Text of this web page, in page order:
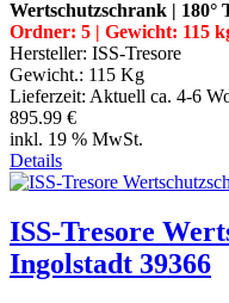
Wertschutzschrank | 180°
Ordner: 5 | Gewicht: 115
Hersteller: ISS-Tresore
Gewicht.: 115 Kg
Lieferzeit: Aktuell ca. 4-6
895.99 €
inkl. 19 % MwSt.
Details
ISS-Tresore
Ingolstadt 39366